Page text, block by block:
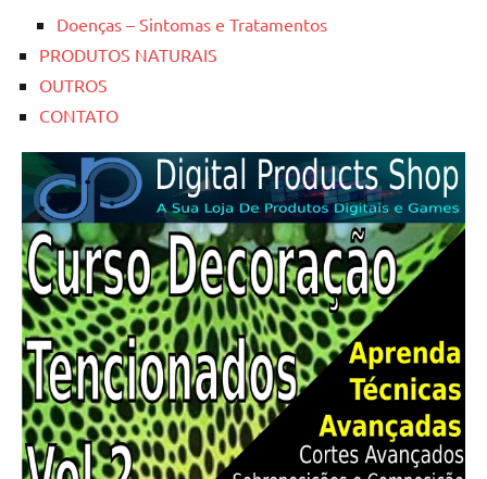
Doenças – Sintomas e Tratamentos
PRODUTOS NATURAIS
OUTROS
CONTATO